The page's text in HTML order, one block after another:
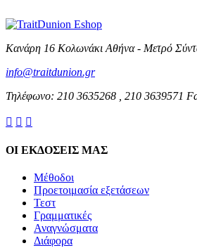
Κανάρη 16 Κολωνάκι Αθήνα - Μετρό
info@traitdunion.gr
Τηλέφωνο: 210 3635268 , 210 3639571
  
ΟΙ ΕΚΔΟΣΕΙΣ ΜΑΣ
Μέθοδοι
Προετοιμασία εξετάσεων
Τεστ
Γραμματικές
Αναγνώσματα
Διάφορα